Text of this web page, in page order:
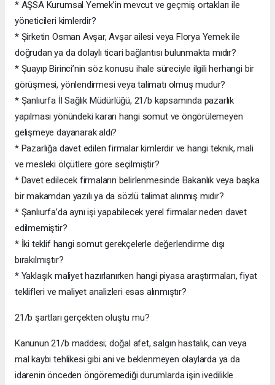
* AŞSA Kurumsal Yemek’in mevcut ve geçmiş ortakları ile
yöneticileri kimlerdir?
* Şirketin Osman Avşar, Avşar ailesi veya Florya Yemek ile
doğrudan ya da dolaylı ticari bağlantısı bulunmakta mıdır?
* Şuayıp Birinci’nin söz konusu ihale süreciyle ilgili herhangi bir
görüşmesi, yönlendirmesi veya talimatı olmuş mudur?
* Şanlıurfa İl Sağlık Müdürlüğü, 21/b kapsamında pazarlık
yapılması yönündeki kararı hangi somut ve öngörülemeyen
gelişmeye dayanarak aldı?
* Pazarlığa davet edilen firmalar kimlerdir ve hangi teknik, mali
ve mesleki ölçütlere göre seçilmiştir?
* Davet edilecek firmaların belirlenmesinde Bakanlık veya başka
bir makamdan yazılı ya da sözlü talimat alınmış mıdır?
* Şanlıurfa’da aynı işi yapabilecek yerel firmalar neden davet
edilmemiştir?
* İki teklif hangi somut gerekçelerle değerlendirme dışı
bırakılmıştır?
* Yaklaşık maliyet hazırlanırken hangi piyasa araştırmaları, fiyat
teklifleri ve maliyet analizleri esas alınmıştır?
21/b şartları gerçekten oluştu mu?
Kanunun 21/b maddesi; doğal afet, salgın hastalık, can veya
mal kaybı tehlikesi gibi ani ve beklenmeyen olaylarda ya da
idarenin önceden öngöremediği durumlarda işin ivedilikle